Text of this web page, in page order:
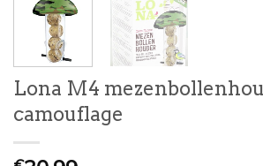
Lona M4
camouflage